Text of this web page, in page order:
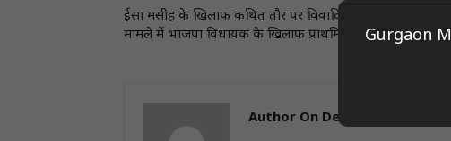
ईसा मसीह के खिलाफ कथित तौर पर विवादित टिप्पणी
मामले में भाजपा विधायक के खिलाफ प्राथमिकी दर्ज
Author On Desk
Gurgaon